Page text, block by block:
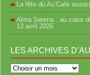
La fête du Au’Café
Alma Serena : au cœur
13 avril 2026
LES ARCHIVES